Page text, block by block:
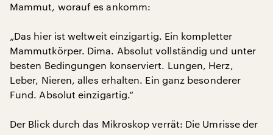
Mammut, worauf es ankomm:
„Das hier ist weltweit einzigartig. Ein kompletter
Mammutkörper. Dima. Absolut vollständig und unter
besten Bedingungen konserviert. Lungen, Herz,
Leber, Nieren, alles erhalten. Ein ganz besonderer
Fund. Absolut einzigartig.“
Der Blick durch das Mikroskop verrät: Die Umrisse der